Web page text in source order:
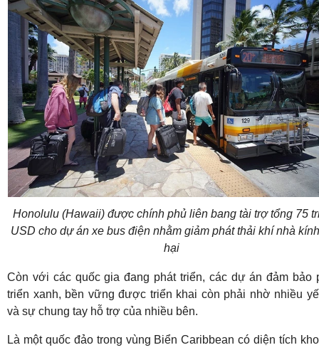
Honolulu (Hawaii) được chính phủ liên bang tài trợ tổng 75
USD cho dự án xe bus điện nhằm giảm phát thải khí nhà
hại
Còn với các quốc gia đang phát triển, các dự án đảm bảo
triển xanh, bền vững được triển khai còn phải nhờ nhiều
và sự chung tay hỗ trợ của nhiều bên.
Là một quốc đảo trong vùng Biển Caribbean có diện tích